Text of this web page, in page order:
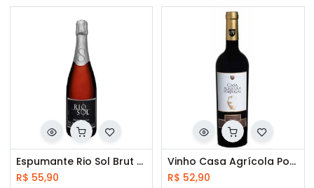
Espumante Rio Sol Brut 750 ml
R$ 55,90
Vinho Casa Agrícola Portugal Syrah 750ml
R$ 52,90